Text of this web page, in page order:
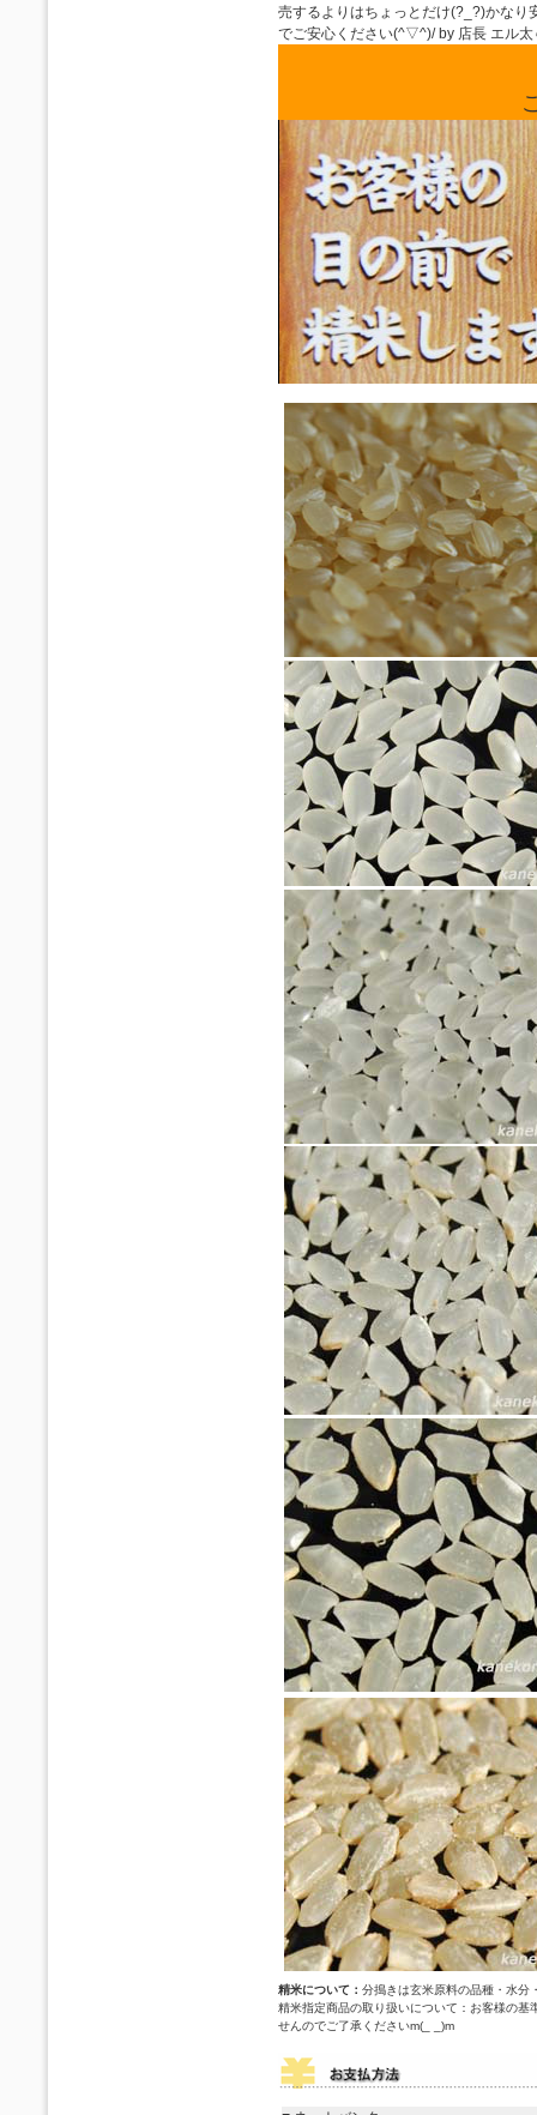
売するよりはちょっとだけ(?_?)かなり
でご安心ください(^▽^)/ by 店長 エル
精米について ： 分搗きは玄米原料の品種・水分
精米指定商品の取り扱いについて：お客様の
せんのでご了承くださいm(_ _)m